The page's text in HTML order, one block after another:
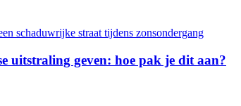
uitstraling geven: hoe pak je dit aan?